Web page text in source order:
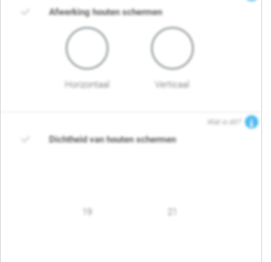
Afwerking houten schermen
Horizontaal Verticaal
Wat is dit?
Dichtheid van houten schermen
19